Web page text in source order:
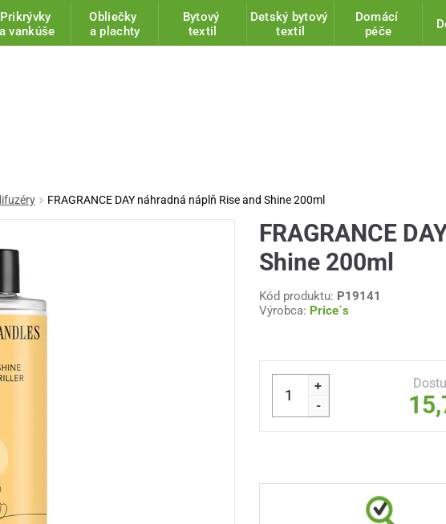
Prikrývky
a vankúše
Obliečky
a plachty
Bytový
textil
Detský bytový
textil
Domácí
péče
FRAGRANCE DAY náhradná náplň Rise and Shine 200ml
FRAGRANCE
Shine 200ml
Kód produktu: P19141
Výrobca: Price´s
+
-